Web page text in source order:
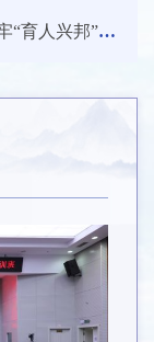
力书写新百年新华章